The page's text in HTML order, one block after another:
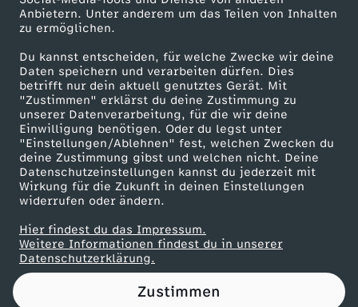
Anbietern. Unter anderem um das Teilen von Inhalten
zu ermöglichen.
Du kannst entscheiden, für welche Zwecke wir deine
Daten speichern und verarbeiten dürfen. Dies
betrifft nur dein aktuell genutztes Gerät. Mit
"Zustimmen" erklärst du deine Zustimmung zu
unserer Datenverarbeitung, für die wir deine
Einwilligung benötigen. Oder du legst unter
"Einstellungen/Ablehnen" fest, welchen Zwecken du
deine Zustimmung gibst und welchen nicht. Deine
Datenschutzeinstellungen kannst du jederzeit mit
Wirkung für die Zukunft in deinen Einstellungen
widerrufen oder ändern.
Hier findest du das Impressum.
Weitere Informationen findest du in unserer
Datenschutzerklärung.
Zustimmen
Karriere
ZDF goes Schule
Werbefernsehen
Mainzelmännchen
Partner